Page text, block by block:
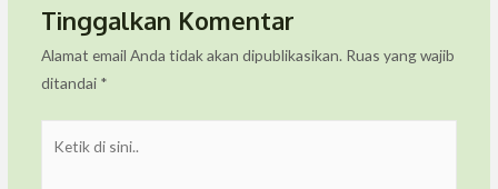
Tinggalkan Komentar
Alamat email Anda tidak akan dipublikasikan. Ruas yang wajib
ditandai *